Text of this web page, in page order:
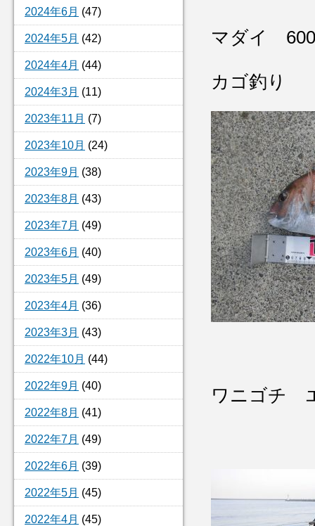
2024年6月 (47)
2024年5月 (42)
2024年4月 (44)
2024年3月 (11)
2023年11月 (7)
2023年10月 (24)
2023年9月 (38)
2023年8月 (43)
2023年7月 (49)
2023年6月 (40)
2023年5月 (49)
2023年4月 (36)
2023年3月 (43)
2022年10月 (44)
2022年9月 (40)
2022年8月 (41)
2022年7月 (49)
2022年6月 (39)
2022年5月 (45)
2022年4月 (45)
マダイ
カゴ釣り
ワニゴチ